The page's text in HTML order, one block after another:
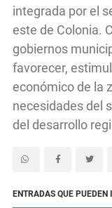
integrada por el
este de Colonia.
gobiernos
favorecer,
económico de la
necesidades del
del desarrollo
ENTRADAS QUE PUEDEN